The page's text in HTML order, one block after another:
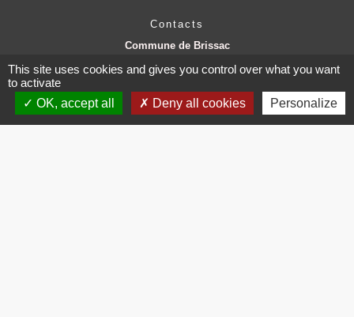
Contacts
Commune de Brissac
34190 Brissac - FRANCE
+33 4 67 73 71 56
Contact par formulaire
This site uses cookies and gives you control over what you want
to activate
OK, accept all
Deny all cookies Personalize